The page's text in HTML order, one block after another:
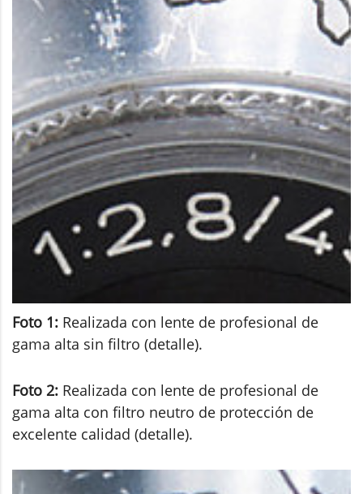
Foto 1: Realizada con lente de profesional de
gama alta sin filtro (detalle).
Foto 2: Realizada con lente de profesional de
gama alta con filtro neutro de protección de
excelente calidad (detalle).